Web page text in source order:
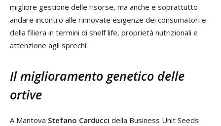
migliore gestione delle risorse, ma anche e soprattutto
andare incontro alle rinnovate esigenze dei consumatori e
della filiera in termini di shelf life, proprietà nutrizionali e
attenzione agli sprechi.
Il miglioramento genetico delle
ortive
A Mantova Stefano Carducci della Business Unit Seeds